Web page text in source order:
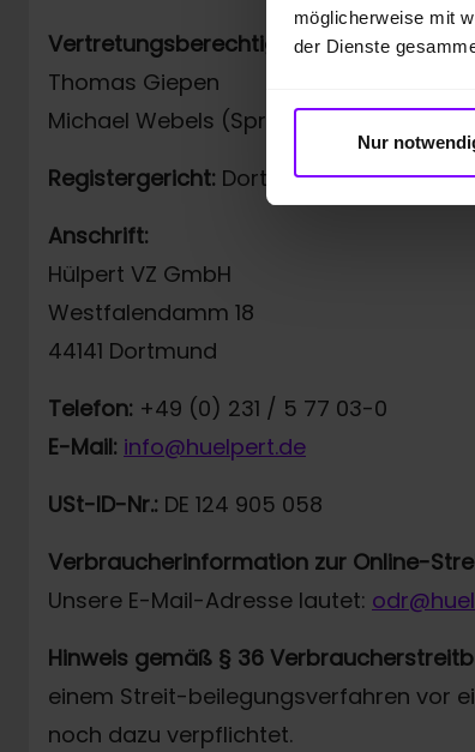
möglicherweise mit
der Dienste
Nur
Vertretungsberechtigt:
Thomas Giepen
Michael Webels (Sprecher der
Registergericht: Dortmund, HRB 6837
Anschrift:
Hülpert VZ GmbH
Westfalendamm 18
44141 Dortmund
Telefon: +49 (0) 231 / 5 77 03-0
E-Mail: info@huelpert.de
USt-ID-Nr.: DE 124 905 058
Verbraucherinformation zur Online-
Unsere E-Mail-Adresse lautet:
Hinweis gemäß § 36
einem Streit-beilegungsverfahren vor
noch dazu verpflichtet.